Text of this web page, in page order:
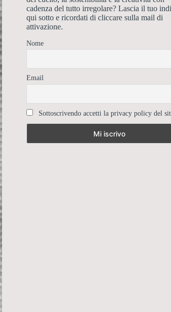
cadenza del tutto irregolare? Lascia il tuo
qui sotto e ricordati di cliccare sulla mail di
attivazione.
Nome
Email
Sottoscrivendo accetti la privacy policy del